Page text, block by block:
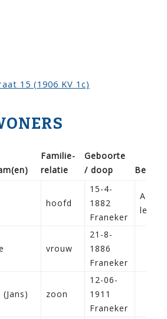
15 (1906 KV 1c)
Familie­
relatie
Geboorte
/ doop
Beroep
hoofd
15-4-
1882
Franeker
Agent
vrouw
21-8-
1886
Franeker
zoon
12-06-
1911
Franeker